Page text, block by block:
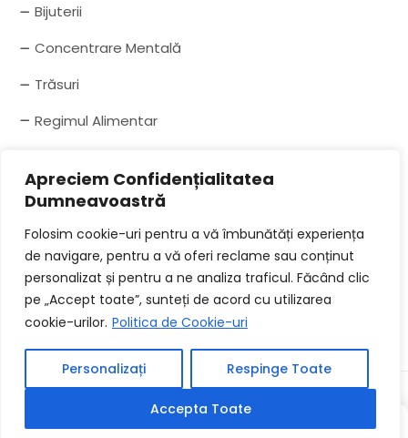
Apreciem Confidențialitatea
Dumneavoastră
Folosim cookie-uri pentru a vă îmbunătăți experiența
de navigare, pentru a vă oferi reclame sau conținut
personalizat și pentru a ne analiza traficul. Făcând clic
pe „Accept toate”, sunteți de acord cu utilizarea
cookie-urilor. Politica de Cookie-uri
Personalizați Respinge Toate
Accepta Toate
Bijuterii
Concentrare Mentală
Trăsuri
Regimul Alimentar
Telif Hakkı
Acesta servește ca „furnizor de locație”, așa cum
este definit în lege. Conform acestei legi, conducerea
Site-ului nu are obligația de a controla conținutul
ilegal.
© 2024 - Toate drepturile rezervate.